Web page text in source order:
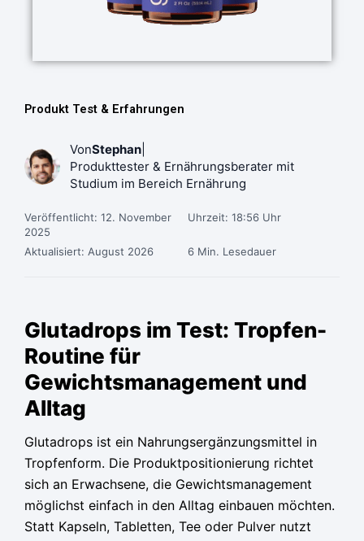
Produkt Test & Erfahrungen
VonStephan
Produkttester & Ernährungsberater mit
Studium im Bereich Ernährung
Veröffentlicht: 12. November
2025
Uhrzeit: 18:56 Uhr
Aktualisiert: August 2026 6 Min. Lesedauer
Glutadrops im Test: Tropfen-
Routine für
Gewichtsmanagement und
Alltag
Glutadrops ist ein Nahrungsergänzungsmittel in
Tropfenform. Die Produktpositionierung richtet
sich an Erwachsene, die Gewichtsmanagement
möglichst einfach in den Alltag einbauen möchten.
Statt Kapseln, Tabletten, Tee oder Pulver nutzt
Preis
war:
Preis
ist:
Preis
war:
Preis
ist:
Preis
war:
Preis
ist: